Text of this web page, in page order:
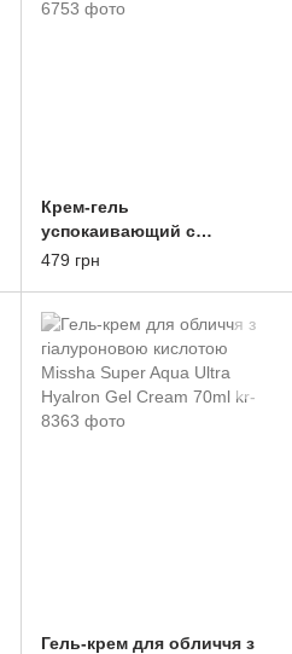
Крем-гель
успокаивающий с
экстрактом центеллы
479 грн
Гель-крем для обличчя з